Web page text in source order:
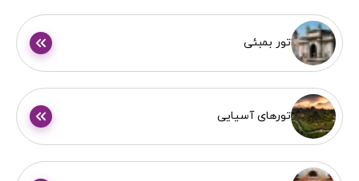
d
o
تور بمبئی
تورهای آسیایی